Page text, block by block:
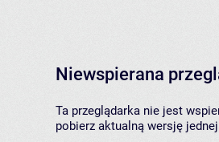
Niewspierana
Ta przeglądarka nie jest
pobierz aktualną wersję